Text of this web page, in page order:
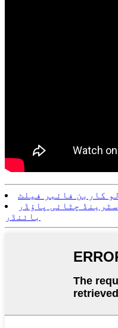
کاربن فائبر فیلٹ
چٹائی پاؤڈر
بائنڈر